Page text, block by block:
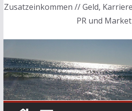
Zusatzeinkommen // Geld,
PR und